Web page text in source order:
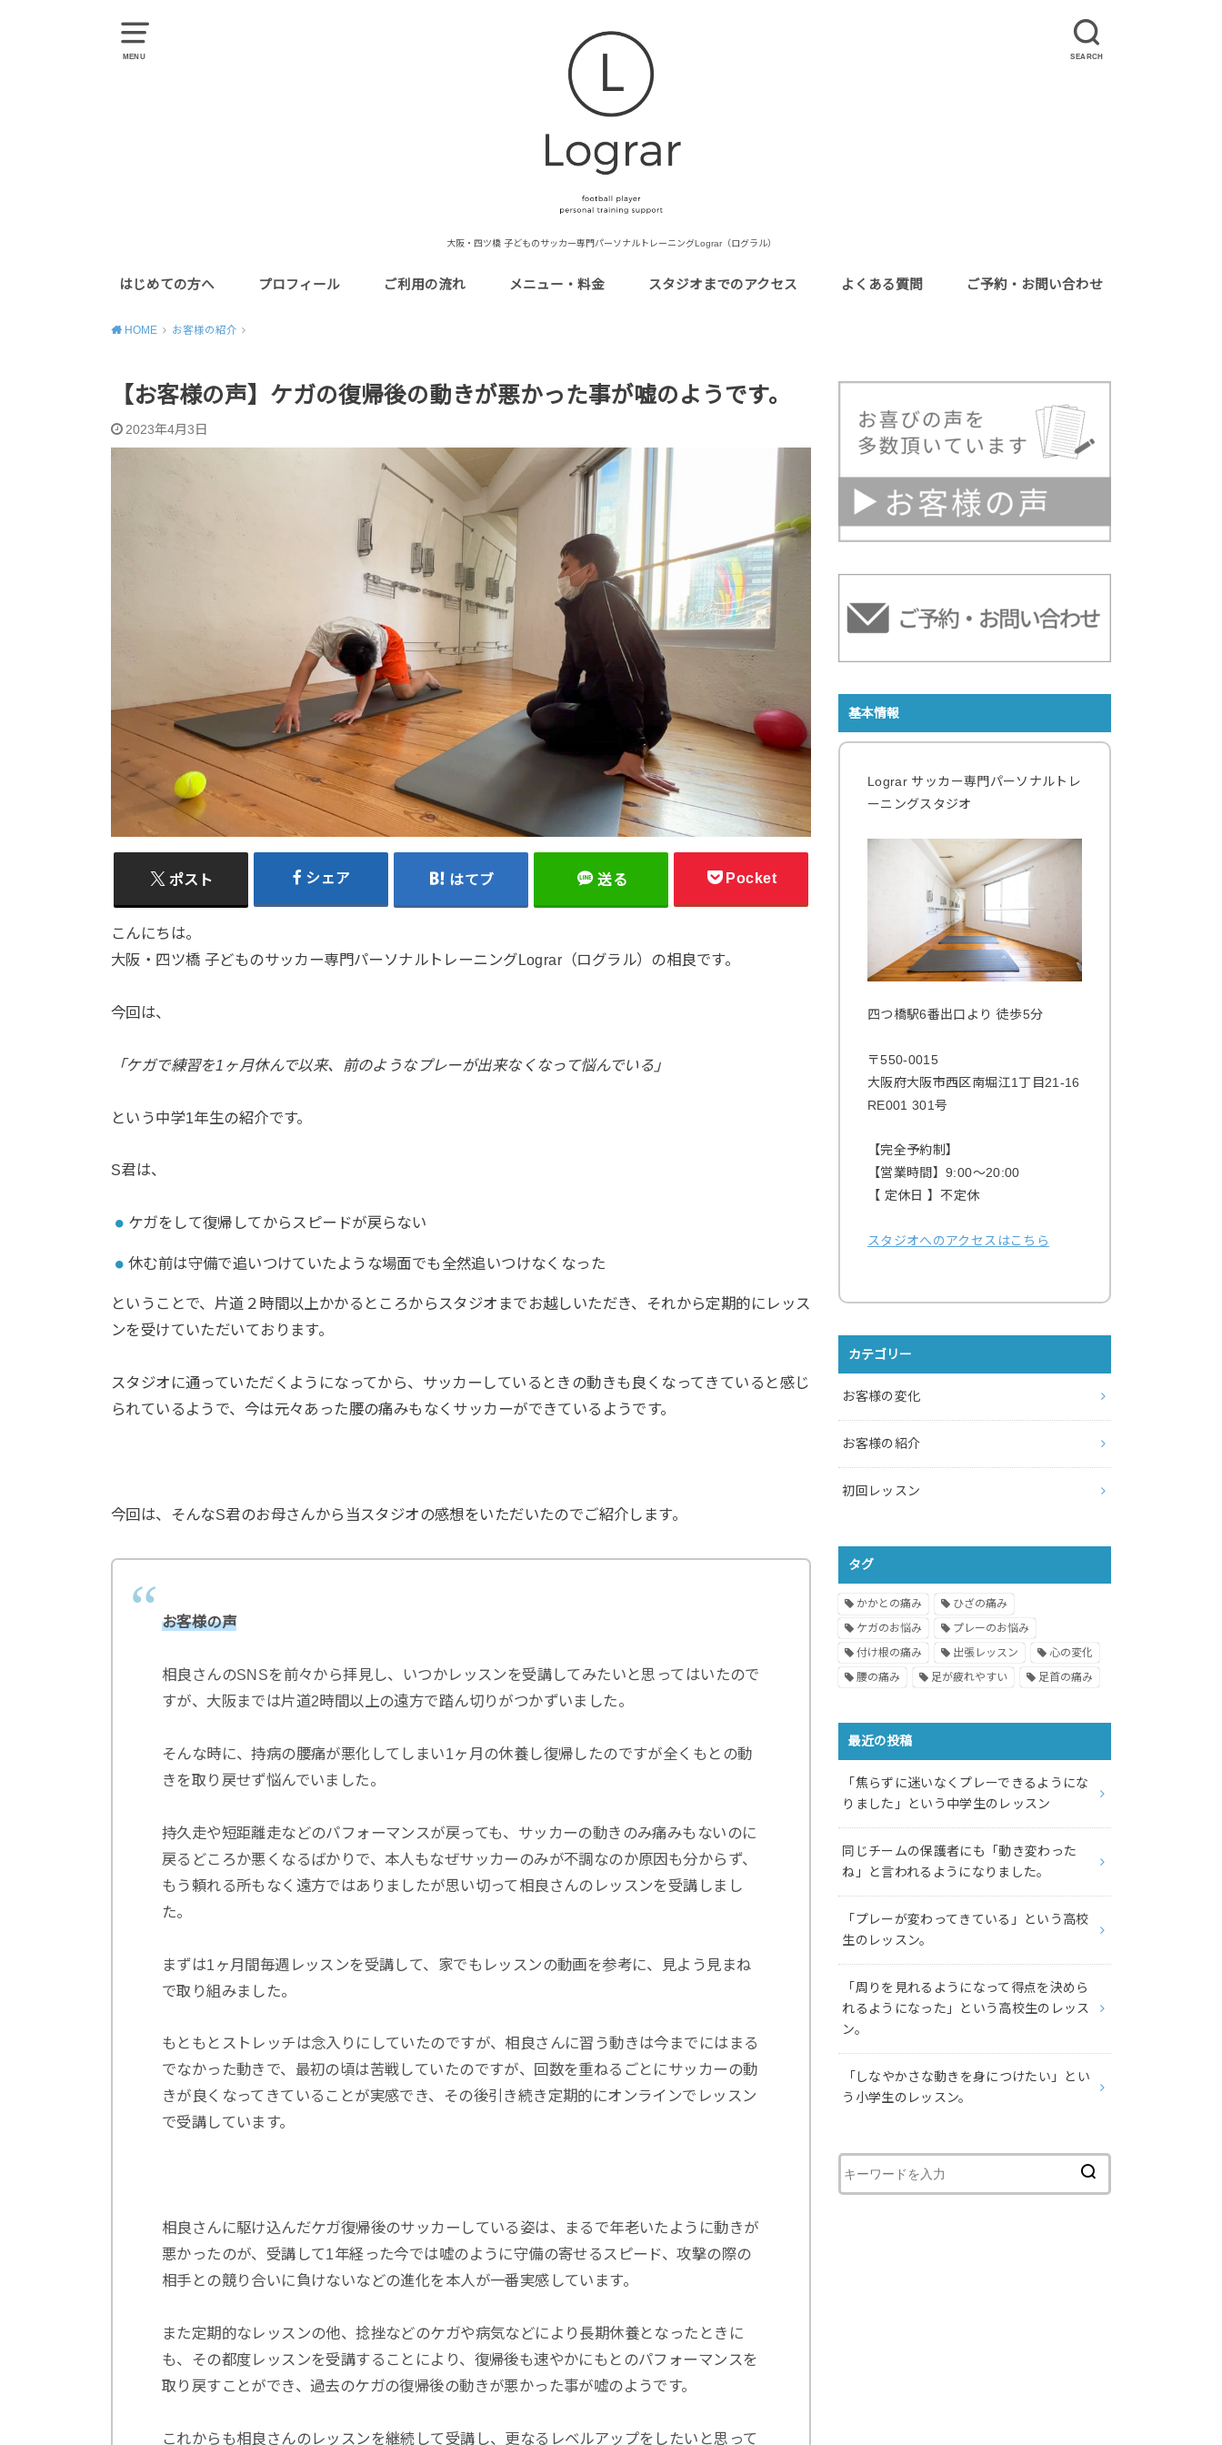
MENU SEARCH
大阪・四ツ橋 子どものサッカー専門パーソナルトレーニングLograr（ログラル）
はじめての方へ プロフィール ご利用の流れ メニュー・料金 スタジオまでのアクセス よくある質問 ご予約・お問い合わせ
HOME お客様の紹介
【お客様の声】ケガの復帰後の動きが悪かった事が嘘のようです。
2023年4月3日
ポスト シェア はてブ 送る Pocket
こんにちは。
大阪・四ツ橋 子どものサッカー専門パーソナルトレーニングLograr（ログラル）の相良です。
今回は、
「ケガで練習を1ヶ月休んで以来、前のようなプレーが出来なくなって悩んでいる」
という中学1年生の紹介です。
S君は、
ケガをして復帰してからスピードが戻らない
休む前は守備で追いつけていたような場面でも全然追いつけなくなった
ということで、片道２時間以上かかるところからスタジオまでお越しいただき、それから定期的にレッス
ンを受けていただいております。
スタジオに通っていただくようになってから、サッカーしているときの動きも良くなってきていると感じ
られているようで、今は元々あった腰の痛みもなくサッカーができているようです。
今回は、そんなS君のお母さんから当スタジオの感想をいただいたのでご紹介します。
お客様の声
相良さんのSNSを前々から拝見し、いつかレッスンを受講してみたいと思ってはいたので
すが、大阪までは片道2時間以上の遠方で踏ん切りがつかずいました。
そんな時に、持病の腰痛が悪化してしまい1ヶ月の休養し復帰したのですが全くもとの動
きを取り戻せず悩んでいました。
持久走や短距離走などのパフォーマンスが戻っても、サッカーの動きのみ痛みもないのに
戻るどころか悪くなるばかりで、本人もなぜサッカーのみが不調なのか原因も分からず、
もう頼れる所もなく遠方ではありましたが思い切って相良さんのレッスンを受講しまし
た。
まずは1ヶ月間毎週レッスンを受講して、家でもレッスンの動画を参考に、見よう見まね
で取り組みました。
もともとストレッチは念入りにしていたのですが、相良さんに習う動きは今までにはまる
でなかった動きで、最初の頃は苦戦していたのですが、回数を重ねるごとにサッカーの動
きが良くなってきていることが実感でき、その後引き続き定期的にオンラインでレッスン
で受講しています。
相良さんに駆け込んだケガ復帰後のサッカーしている姿は、まるで年老いたように動きが
悪かったのが、受講して1年経った今では嘘のように守備の寄せるスピード、攻撃の際の
相手との競り合いに負けないなどの進化を本人が一番実感しています。
また定期的なレッスンの他、捻挫などのケガや病気などにより長期休養となったときに
も、その都度レッスンを受講することにより、復帰後も速やかにもとのパフォーマンスを
取り戻すことができ、過去のケガの復帰後の動きが悪かった事が嘘のようです。
これからも相良さんのレッスンを継続して受講し、更なるレベルアップをしたいと思って
基本情報
Lograr サッカー専門パーソナルトレ
ーニングスタジオ
四つ橋駅6番出口より 徒歩5分
〒550-0015
大阪府大阪市西区南堀江1丁目21-16
RE001 301号
【完全予約制】
【営業時間】9:00〜20:00
【 定休日 】不定休
スタジオへのアクセスはこちら
カテゴリー
お客様の変化
お客様の紹介
初回レッスン
タグ
かかとの痛み
ひざの痛み
ケガのお悩み
プレーのお悩み
付け根の痛み
出張レッスン
心の変化
腰の痛み
足が疲れやすい 足首の痛み
最近の投稿
「焦らずに迷いなくプレーできるようにな
りました」という中学生のレッスン
同じチームの保護者にも「動き変わった
ね」と言われるようになりました。
「プレーが変わってきている」という高校
生のレッスン。
「周りを見れるようになって得点を決めら
れるようになった」という高校生のレッス
ン。
⁡「しなやかさな動きを身につけたい」とい
う小学生のレッスン。